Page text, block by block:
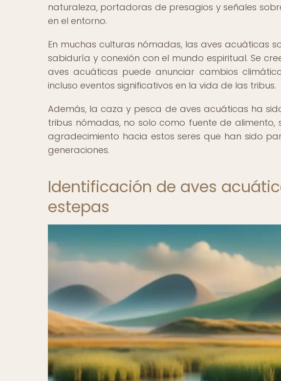
naturaleza, portadoras de presagios y señales
en el entorno.
En muchas culturas nómadas, las aves acuáticas
sabiduría y conexión con el mundo espiritual. Se
aves acuáticas puede anunciar cambios
incluso eventos significativos en la vida de las tribus.
Además, la caza y pesca de aves acuáticas ha
tribus nómadas, no solo como fuente de
agradecimiento hacia estos seres que han sido
generaciones.
Identificación de aves
estepas